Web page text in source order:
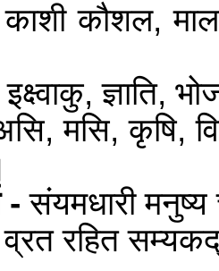
काशी कौशल,
इक्ष्वाकु, ज्ञाति,
मसि, कृषि,
- संयमधारी मनुष्य
व्रत रहित